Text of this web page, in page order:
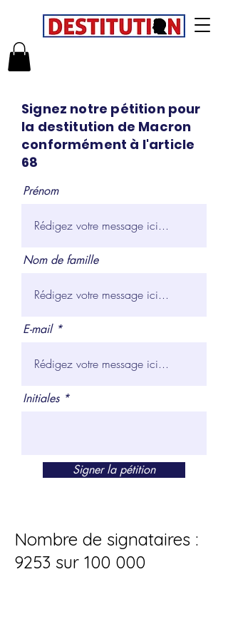
Signez notre pétition pour
la destitution de Macron
conformément à l'article
68
Prénom
Nom de famille
E-mail
Initiales
Signer la pétition
Nombre de signataires :
9253 sur 100 000